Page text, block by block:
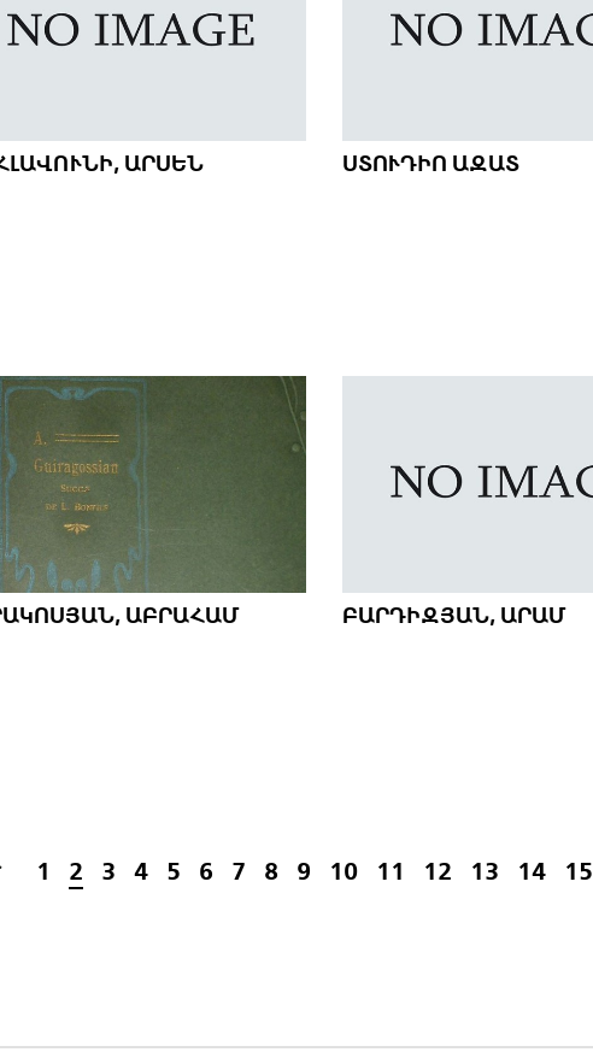
ԱՐՍԵՆ ՍՏՈՒԴԻՈ ԱԶԱՏ
ԱԲՐԱՀԱՄ ԲԱՐԴԻԶՅԱՆ, ԱՐԱՄ
1 2 3 4 5 6 7 8 9 10 11 12 13 14 15